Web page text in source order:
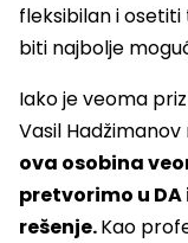
fleksibilan i
biti najbolje
Iako je veoma
Vasil Hadžimanov
ova osobina
pretvorimo u
rešenje.Kao